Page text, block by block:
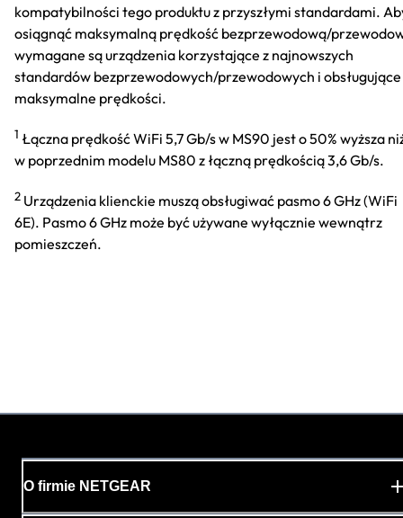
kompatybilności tego produktu z przyszłymi standardami.
osiągnąć maksymalną prędkość bezprzewodową/
wymagane są urządzenia korzystające z najnowszych
standardów bezprzewodowych/przewodowych i obsługujące
maksymalne prędkości.
1 Łączna prędkość WiFi 5,7 Gb/s w MS90 jest o 50% wyższa
w poprzednim modelu MS80 z łączną prędkością 3,6 Gb/s.
2 Urządzenia klienckie muszą obsługiwać pasmo 6 GHz (WiFi
6E). Pasmo 6 GHz może być używane wyłącznie wewnątrz
pomieszczeń.
O firmie NETGEAR